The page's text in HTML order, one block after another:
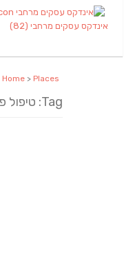
אינדקס עסקים מרחבי (82)
Home > Places
Tag: טיפול פנים באופקים